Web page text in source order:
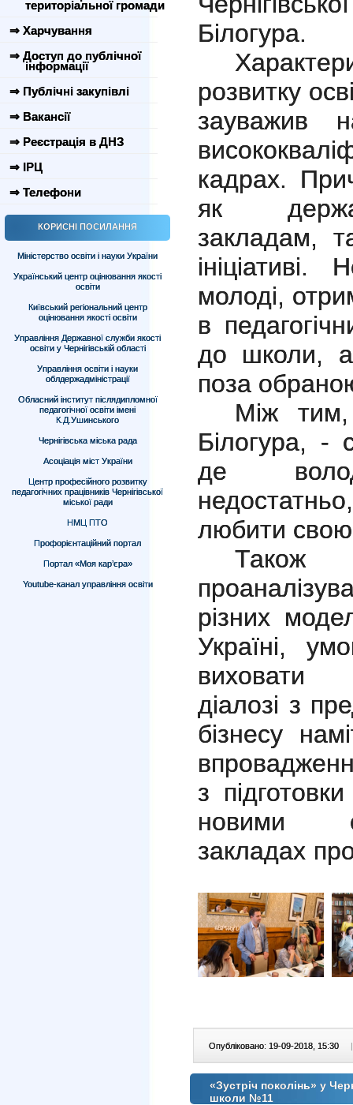
територіальної громади
⇒ Харчування
⇒ Доступ до публічної
інформації
⇒ Публічні закупівлі
⇒ Вакансії
⇒ Реєстрація в ДНЗ
⇒ ІРЦ
⇒ Телефони
КОРИСНІ ПОСИЛАННЯ
Міністерство освіти і науки України
Український центр оцінювання якості
освіти
Київський регіональний центр
оцінювання якості освіти
Управління Державної служби якості
освіти у Чернігівській області
Управління освіти і науки
облдержадміністрації
Обласний інститут післядипломної
педагогічної освіти імені
К.Д.Ушинського
Чернігівська міська рада
Асоціація міст України
Центр професійного розвитку
педагогічних працівників Чернігівської
міської ради
НМЦ ПТО
Профорієнтаційний портал
Портал «Моя кар’єра»
Youtube-канал управління освіти
Білогура.
розвитку
зауважив
кадрах.
як
закладам,
молоді,
в
до школи, а
поза
Між
Білогура, -
де
любити свою
Також
різних
Україні,
виховати
діалозі з
бізнесу
з
новими
закладах
Опубліковано: 19-09-2018, 15:30 |
«Зустріч поколінь» у
школи №11